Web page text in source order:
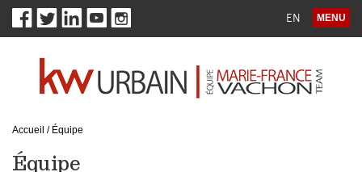
MENU
EN
Accueil /Équipe
Équipe